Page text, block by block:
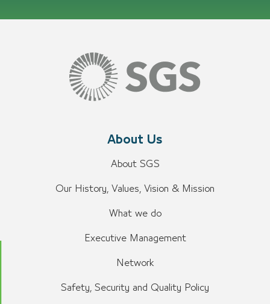
About Us
About SGS
Our History, Values, Vision & Mission
What we do
Executive Management
Network
Safety, Security and Quality Policy